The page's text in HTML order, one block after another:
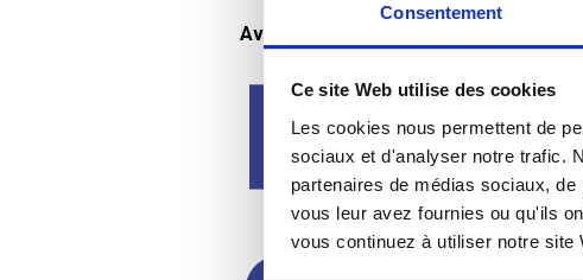
Consentement
Ce site Web utilise des cookies
Les cookies nous permettent de
sociaux et d'analyser notre trafic.
partenaires de médias sociaux,
vous leur avez fournies ou qu'ils
vous continuez à utiliser notre site
Avantages :